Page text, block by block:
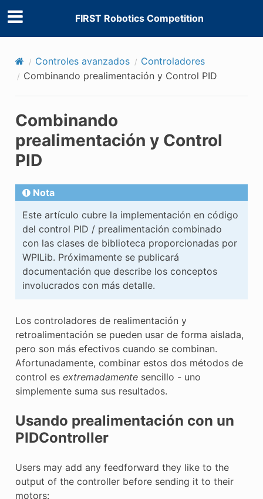
FIRST Robotics Competition
Controles avanzados
Controladores
Combinando prealimentación y Control PID
Combinando
prealimentación y Control
PID
Nota
Este artículo cubre la implementación en código
del control PID / prealimentación combinado
con las clases de biblioteca proporcionadas por
WPILib. Próximamente se publicará
documentación que describe los conceptos
involucrados con más detalle.
Los controladores de realimentación y
retroalimentación se pueden usar de forma aislada,
pero son más efectivos cuando se combinan.
Afortunadamente, combinar estos dos métodos de
control es extremadamentesencillo - uno
simplemente suma sus resultados.
Usando prealimentación con un
PIDController
Users may add any feedforward they like to the
output of the controller before sending it to their
motors: